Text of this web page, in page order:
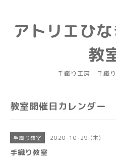
アトリエひ
教
手織り工房 手織
教室開催日カレンダー
手織り教室 2020-10-29 (木)
手織り教室